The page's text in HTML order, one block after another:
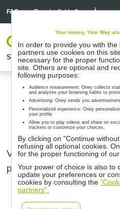
FAQ Besoin d’aide ? À
Solutions Nos partenaires
Vos fichiers
Voici l’ensemble des
pour baliser votre
Un Balisage A4
Your money, Your Way
In order to provide you with
partners use cookies on this
necessary for the proper
site. Others are optional and
following purposes:
Audience measurement: Oney collects
and analyzes your browsing habits to
Advertising: Oney sends you
Personalized experience: Oney
your profile
Allow you to play videos and share on
trackers or customize your choices.
By clicking on "Continue
refusing all optional cookies.
for the proper functioning of
Your power of choice is also to
update your preferences or
cookies by consulting the
partners".